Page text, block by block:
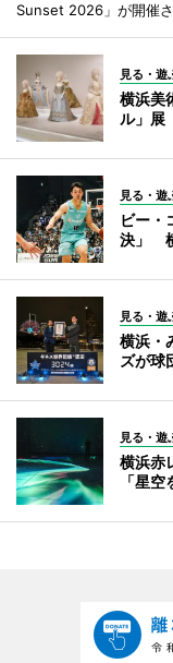
Sunset 2026」が開催さ
見る・遊
横浜美
ル」展
見る・遊
ビー・
決」
見る・遊
横浜・
ズが球
見る・遊
横浜赤
「星空